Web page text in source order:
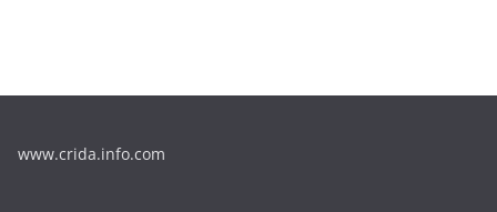
www.crida.info.com